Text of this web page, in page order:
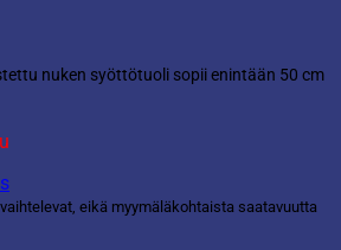
nuken syöttötuoli sopii enintään 50 cm
eikä myymäläkohtaista saatavuutta